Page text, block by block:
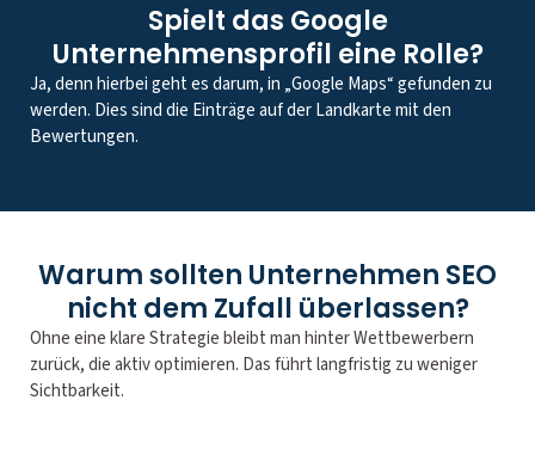
Spielt das Google
Unternehmensprofil eine Rolle?
Ja, denn hierbei geht es darum, in „Google Maps“ gefunden zu
werden. Dies sind die Einträge auf der Landkarte mit den
Bewertungen.
Warum sollten Unternehmen SEO
nicht dem Zufall überlassen?
Ohne eine klare Strategie bleibt man hinter Wettbewerbern
zurück, die aktiv optimieren. Das führt langfristig zu weniger
Sichtbarkeit.